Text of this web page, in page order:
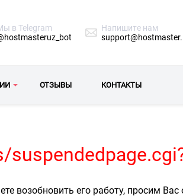
в Telegram
Напишите нам
ОТЗЫВЫ КОНТАКТЫ
возобновить его работу, просим